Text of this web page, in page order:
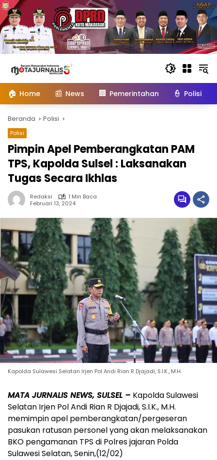
konten
🏠 Home 📰 News 🏢 Pemerintahan 👮 Polisi
Beranda Polisi
Polisi
Pimpin Apel Pemberangkatan PAM
TPS, Kapolda Sulsel : Laksanakan
Tugas Secara Ikhlas
Redaksi
1 Min Baca
Februari 13, 2024
Kapolda Sulawesi Selatan Irjen Pol Andi Rian R Djajadi, S.I.K., M.H.
MATA JURNALIS NEWS, SULSEL – Kapolda Sulawesi
Selatan Irjen Pol Andi Rian R Djajadi, S.I.K., M.H.
memimpin apel pemberangkatan/pergeseran
pasukan ratusan personel yang akan melaksanakan
BKO pengamanan TPS di Polres jajaran Polda
Sulawesi Selatan, Senin,(12/02)